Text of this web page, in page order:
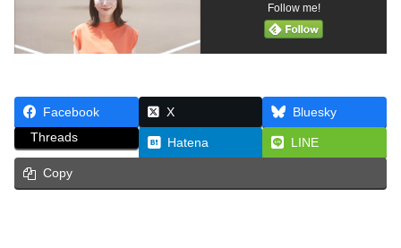
Follow me!
Facebook X
Bluesky
Threads
Hatena LINE
Copy